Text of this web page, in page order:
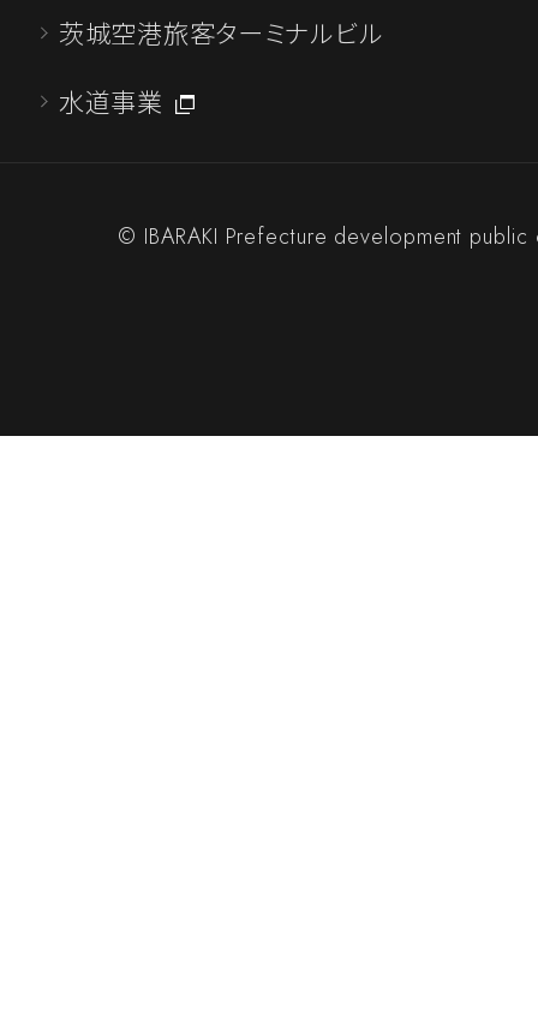
注見通し(令和7年度第2四半期分)につ
とおりです。
工事発注図(坂東)
「第36-46号 稲敷工業団地 植栽工事（
茨城空港旅客ターミナルビル
水道事業
© IBARAKI Prefecture development